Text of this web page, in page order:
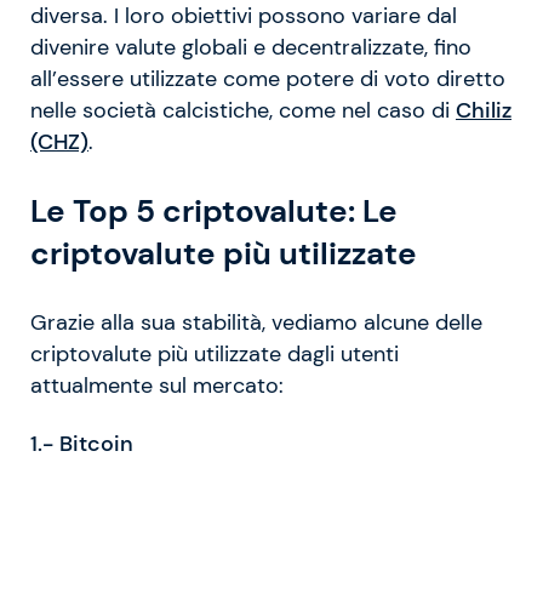
diversa. I loro obiettivi possono variare dal
divenire valute globali e decentralizzate, fino
all’essere utilizzate come potere di voto diretto
nelle società calcistiche, come nel caso di Chiliz
(CHZ).
Le Top 5 criptovalute: Le
criptovalute più utilizzate
Grazie alla sua stabilità, vediamo alcune delle
criptovalute più utilizzate dagli utenti
attualmente sul mercato:
1.- Bitcoin